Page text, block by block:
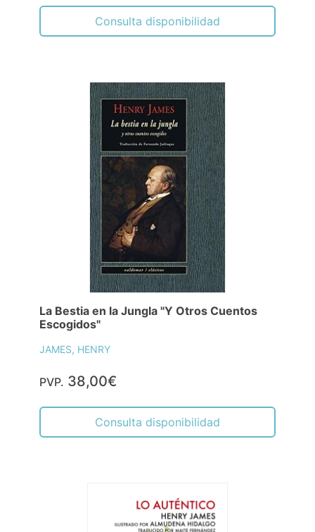
Consulta disponibilidad
La Bestia en la Jungla "Y Otros Cuentos
Escogidos"
JAMES, HENRY
PVP. 38,00€
Consulta disponibilidad